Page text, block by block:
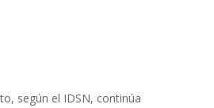
según el IDSN, continúa